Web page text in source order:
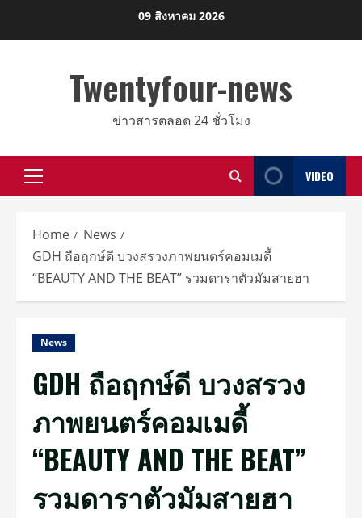
09 สิงหาคม 2026
Twentyfour-news
ข่าวสารตลอด 24 ชั่วโมง
Primary
VIDEO
Home
News
GDH ถือฤกษ์ดี บวงสรวงภาพยนตร์คอมเมดี้
“BEAUTY AND THE BEAT” รวมดาราตัวมัมสายฮา
News
GDH ถือฤกษ์ดี บวงสรวง
ภาพยนตร์คอมเมดี้
“BEAUTY AND THE BEAT”
รวมดาราตัวมัมสายฮา